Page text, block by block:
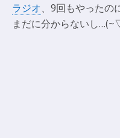
ラジオ、9回もやったの
まだに分からないし